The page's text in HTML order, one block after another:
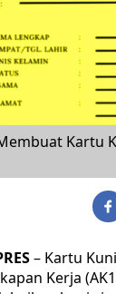
Kartu
– Kartu
Kerja